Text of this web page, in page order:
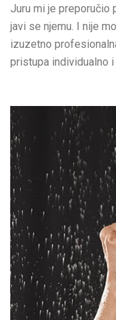
Juru mi je preporučio
javi se njemu. I nije
izuzetno
pristupa individualno i